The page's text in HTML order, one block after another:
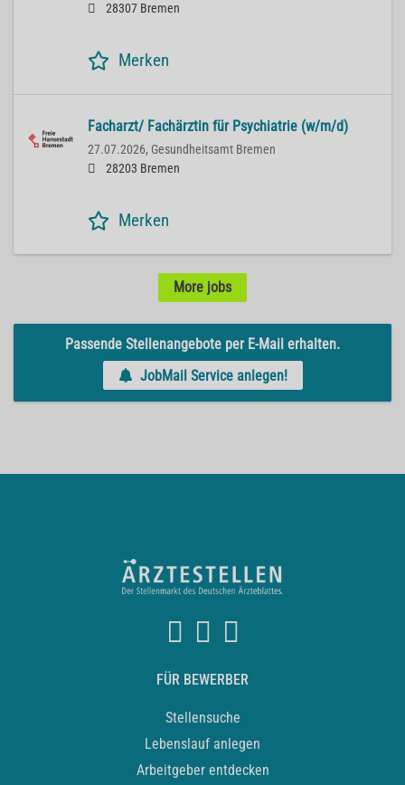
28307 Bremen
Merken
Facharzt/ Fachärztin für Psychiatrie (w/m/d)
27.07.2026, Gesundheitsamt Bremen
28203 Bremen
Merken
More jobs
Passende Stellenangebote per E-Mail erhalten.
JobMail Service anlegen!
FÜR BEWERBER
Stellensuche
Lebenslauf anlegen
Arbeitgeber entdecken